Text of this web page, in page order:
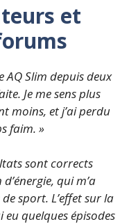
et
AQ Slim depuis deux
Je me sens plus
moins, et j’ai perdu
faim. »
sont corrects
qui m’a
sport. L’effet sur la
eu quelques épisodes